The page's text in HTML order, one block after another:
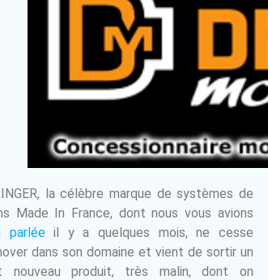
la célèbre marque de systèmes de
Made In France, dont nous vous avions
parléeil y a quelques mois, ne cesse
dans son domaine et vient de sortir un
nouveau produit, très malin, dont on